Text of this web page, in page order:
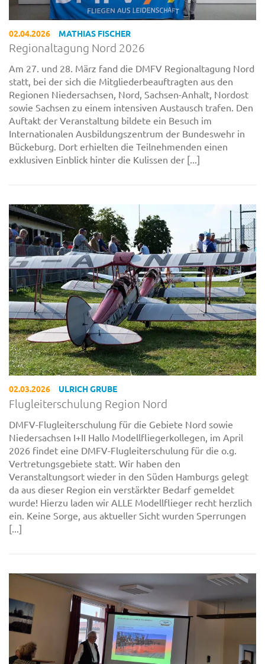
02.04.2026 MATHIAS FISCHER
Regionaltagung Nord 2026
Am 27. und 28. März fand die DMFV Regionaltagung Nord
statt, bei der sich die Mitgliederbeauftragten aus den
Regionen Niedersachsen, Nord, Sachsen-Anhalt, Nordost
sowie Sachsen zu einem intensiven Austausch trafen. Den
Auftakt der Veranstaltung bildete ein Besuch im
Internationalen Ausbildungszentrum der Bundeswehr in
Bückeburg. Dort erhielten die Teilnehmenden einen
exklusiven Einblick hinter die Kulissen der [...]
02.03.2026 ULRICH GRUBE
Flugleiterschulung Region Nord
DMFV-Flugleiterschulung für die Gebiete Nord sowie
Niedersachsen I+II Hallo Modellfliegerkollegen, im April
2026 findet eine DMFV-Flugleiterschulung für die o.g.
Vertretungsgebiete statt. Wir haben den
Veranstaltungsort wieder in den Süden Hamburgs gelegt
da aus dieser Region ein verstärkter Bedarf gemeldet
wurde! Hierzu laden wir ALLE Modellflieger recht herzlich
ein. Keine Sorge, aus aktueller Sicht wurden Sperrungen
[...]